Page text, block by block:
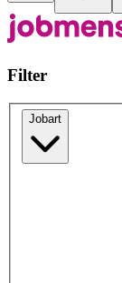
Filter
Jobart